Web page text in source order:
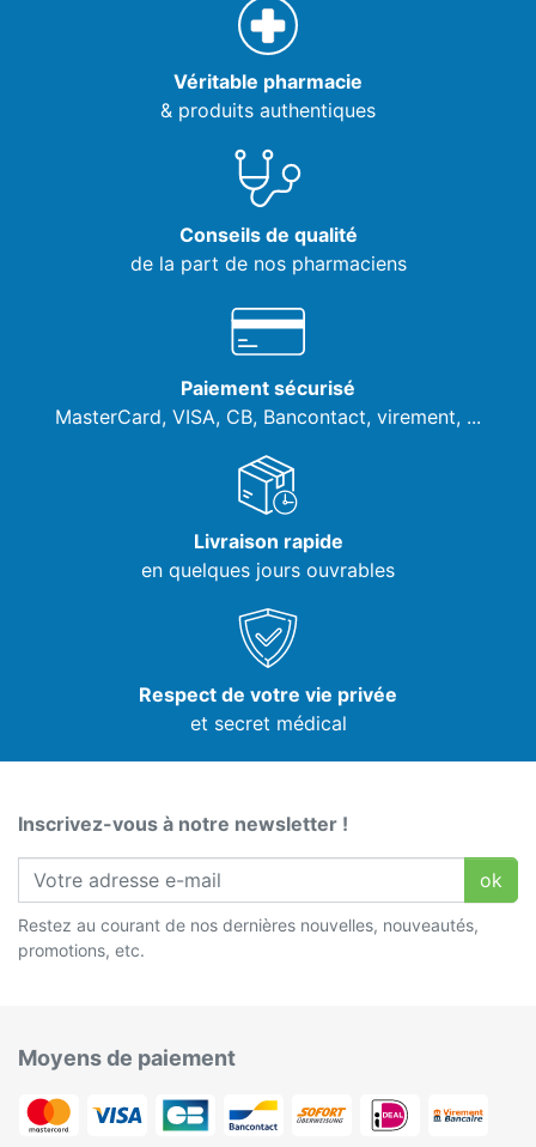
Véritable pharmacie
& produits authentiques
Conseils de qualité
de la part de nos pharmaciens
Paiement sécurisé
MasterCard, VISA, CB, Bancontact, virement, ...
Livraison rapide
en quelques jours ouvrables
Respect de votre vie privée
et secret médical
Inscrivez-vous à notre newsletter !
ok
Restez au courant de nos dernières nouvelles, nouveautés,
promotions, etc.
Moyens de paiement